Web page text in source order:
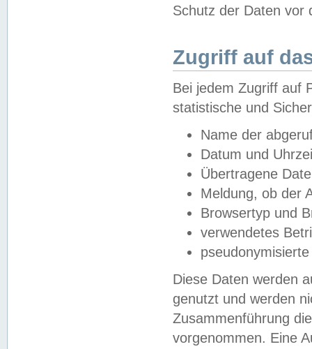
Schutz der Daten vor
Zugriff auf
Bei jedem Zugriff auf
statistische und
Name der
Datum und
Übertragene
Meldung, ob der
Browsertyp und
verwendetes
Diese Daten werden
genutzt und werden
Zusammenführung
vorgenommen. Eine